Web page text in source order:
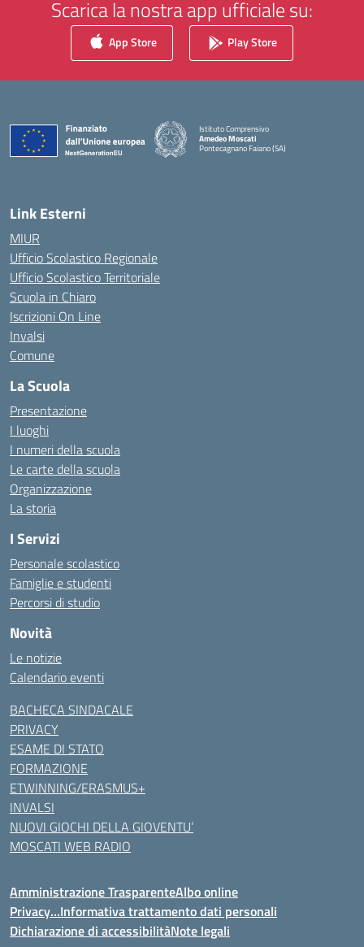
Scarica la nostra app ufficiale su:
App Store Play Store
Istituto Comprensivo
Amedeo Moscati
Pontecagnano Faiano (SA)
— Visita la pagina iniziale della scuola
Link Esterni
MIUR
Ufficio Scolastico Regionale
Ufficio Scolastico Territoriale
Scuola in Chiaro
Iscrizioni On Line
Invalsi
Comune
La Scuola
Presentazione
I luoghi
I numeri della scuola
Le carte della scuola
Organizzazione
La storia
I Servizi
Personale scolastico
Famiglie e studenti
Percorsi di studio
Novità
Le notizie
Calendario eventi
BACHECA SINDACALE
PRIVACY
ESAME DI STATO
FORMAZIONE
ETWINNING/ERASMUS+
INVALSI
NUOVI GIOCHI DELLA GIOVENTU’
MOSCATI WEB RADIO
Amministrazione TrasparenteAlbo online
Privacy…Informativa trattamento dati personali
Dichiarazione di accessibilitàNote legali